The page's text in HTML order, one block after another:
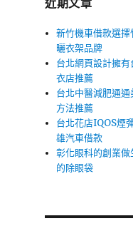
近期文章
新竹機車借款選
曬衣架品牌
台北網頁設計擁
衣店推薦
台北中醫減肥通
方法推薦
台北花店IQOS煙
雄汽車借款
彰化眼科的創業
的除眼袋